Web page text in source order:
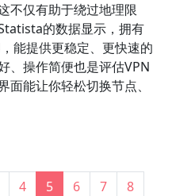
不仅有助于绕过地理限
的数据显示，拥有
能提供更稳定、更快速的
、操作简便也是评估VPN
能让你轻松切换节点、
Page
4 Current page
5 Page
6 Page
7 Page
8